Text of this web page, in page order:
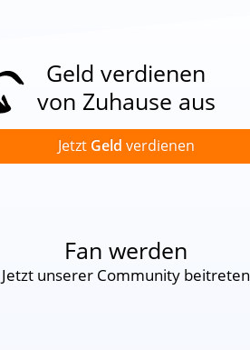
Geld verdienen
von Zuhause aus
Jetzt Geld verdienen
Fan werden
Jetzt unserer Community beitreten